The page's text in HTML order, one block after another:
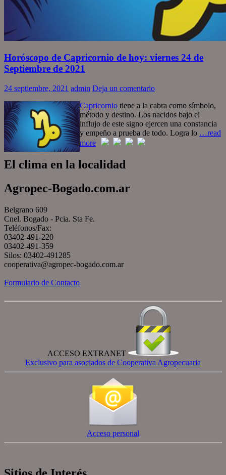
Horóscopo de Capricornio de hoy: viernes 24 de
Septiembre de 2021
24 septiembre, 2021 admin Deja un comentario
Capricornio tiene a la cabra como símbolo,
método y destino. Los nacidos bajo el
influjo de este signo ejercen una constancia
y empeño a prueba de todo. Logra lo …read
more
El clima en la localidad
Agropec-Bogado.com.ar
Belgrano 609
Cnel. Bogado - Pcia. Sta Fe.
Teléfonos/Fax:
03402-491-220
03402-491-359
Silos: 03402-491285
cooperativa@agropec-bogado.com.ar
Formulario de Contacto
ACCESO EXTRANET
Exclusivo para asociados de Cooperativa Agropecuaria
Acceso personal